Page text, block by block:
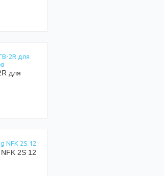
для
2S 12